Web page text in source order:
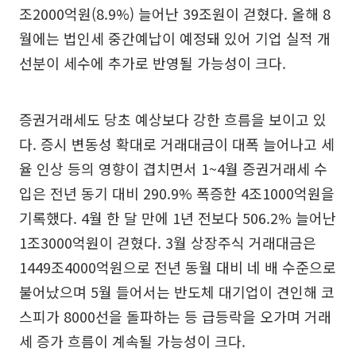
조2000억원(8.9%) 늘어난 39조원이 걷혔다. 올해 8
월에는 법인세 중간예납이 예정돼 있어 기업 실적 개
선분이 세수에 추가로 반영될 가능성이 크다.
증권거래세도 당초 예상보다 강한 흐름을 보이고 있
다. 증시 변동성 확대로 거래대금이 대폭 늘어나고 세
율 인상 등의 영향이 겹치면서 1~4월 증권거래세 수
입은 전년 동기 대비 290.9% 폭증한 4조1000억원을
기록했다. 4월 한 달 만에 1년 전보다 506.2% 늘어난
1조3000억원이 걷혔다. 3월 상장주식 거래대금은
1449조4000억원으로 전년 동월 대비 네 배 수준으로
불어났으며 5월 들어서는 반도체 대기업이 견인해 코
스피가 8000선을 돌파하는 등 급등락을 오가며 거래
세 증가 흐름이 계속될 가능성이 크다.